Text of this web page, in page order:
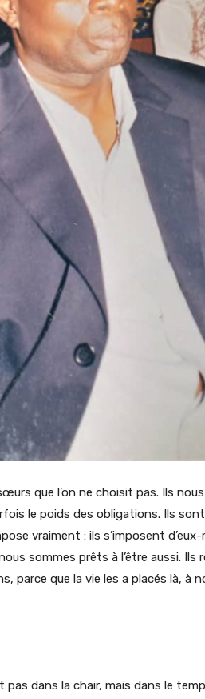
que l’on ne choisit pas. Ils
le poids des obligations. Ils
vraiment : ils s’imposent
sommes prêts à l’être aussi.
parce que la vie les a placés là, à
pas dans la chair, mais dans le